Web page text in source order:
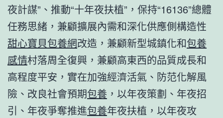
夜計謀”、推動“十年夜扶植”，保持“16136”總體
任務思緒，兼顧擴展內需和深化供應側構造性
甜心寶貝包養網改造，兼顧新型城鎮化和包養
感情村落周全復興，兼顧高東西的品質成長和
高程度平安，實在加強經濟活氣、防范化解風
險、改良社會預期包養 ，以年夜策劃、年夜招
引、年夜爭奪推進包養年夜扶植，以年夜攻